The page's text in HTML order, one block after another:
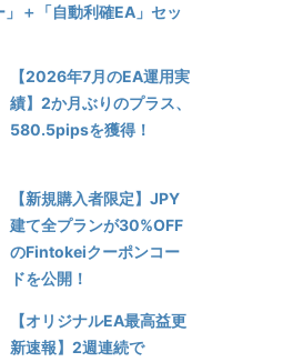
」＋「自動利確EA」セッ
【2026年7月のEA運用実
績】2か月ぶりのプラス、
580.5pipsを獲得！
【新規購入者限定】JPY
建て全プランが30%OFF
のFintokeiクーポンコー
ドを公開！
【オリジナルEA最高益更
新速報】2週連続で